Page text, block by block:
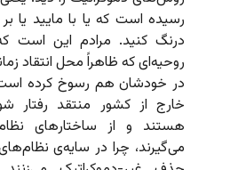
رسیده است که یا با مایید یا
درنگ کنید. مرادم این است
روحیه‌ای که ظاهراً محل انتقاد
در خودشان هم رسوخ کرده است!
خارج از کشور منتقد رفتار
هستند و از ساختارهای
می‌گیرند، چرا در سایه‌ی